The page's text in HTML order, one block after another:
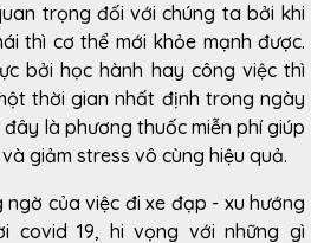
trọng đối với chúng ta bởi khi
thì cơ thể mới khỏe mạnh được.
bởi học hành hay công việc thì
thời gian nhất định trong ngày
là phương thuốc miễn phí giúp
giảm stress vô cùng hiệu quả.
của việc đi xe đạp - xu hướng
covid 19, hi vọng với những gì